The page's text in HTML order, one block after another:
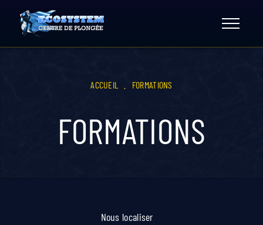
content
ACCUEIL FORMATIONS
FORMATIONS
Nous localiser